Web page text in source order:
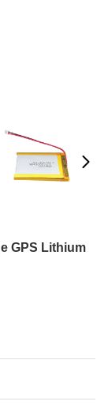
GPS Lithium